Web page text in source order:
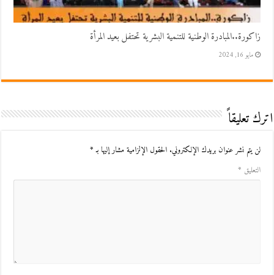
زاكورة..المبادرة الوطنية للتنمية البشرية تحتفل بعيد المرأة
مايو 16, 2024
اترك تعليقاً
لن يتم نشر عنوان بريدك الإلكتروني. الحقول الإلزامية مشار إليها بـ*
التعليق *